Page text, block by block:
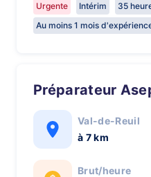
Urgente Intérim
35
Au moins 1 mois
Préparateur
Val-de-Reuil
à 7 km
Brut/heure